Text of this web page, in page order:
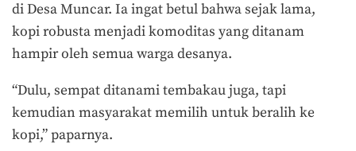
di Desa Muncar. Ia ingat betul bahwa sejak lama,
kopi robusta menjadi komoditas yang ditanam
hampir oleh semua warga desanya.
“Dulu, sempat ditanami tembakau juga, tapi
kemudian masyarakat memilih untuk beralih ke
kopi,” paparnya.